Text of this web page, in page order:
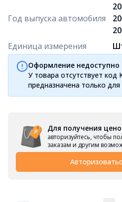
Год выпуска автомобиля
Единица измерения
Оформление недоступно
У товара отсутствует код
предназначена только
Для получения
авторизуйтесь, чтобы
заказам и другим